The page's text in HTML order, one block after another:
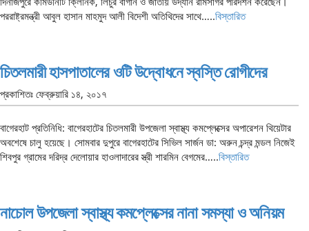
পররাষ্ট্রমন্ত্রী আবুল হাসান মাহমুদ আলী বিদেশী অতিথিদের সাথে…..বিস্তারিত
চিতলমারী হাসপাতালের ওটি উদ্বোধনে স্বস্তি রোগীদের
প্রকাশিতঃ ফেব্রুয়ারি ১৪, ২০১৭
বাগেরহাট প্রতিনিধি: বাগেরহাটের চিতলমারী উপজেলা স্বাস্থ্য কমপ্লেক্সের অপারেশন থিয়েটার
অবশেষে চালু হয়েছে। সোমবার দুপুরে বাগেরহাটের সিভিল সার্জন ডা: অরুন চন্দ্র মন্ডল নিজেই
শিবপুর গ্রামের দরিদ্র দেলোয়ার হাওলাদারের স্ত্রী শারমিন বেগমের…..বিস্তারিত
নাচোল উপজেলা স্বাস্থ্য কমপ্লেক্সের নানা সমস্যা ও অনিয়ম